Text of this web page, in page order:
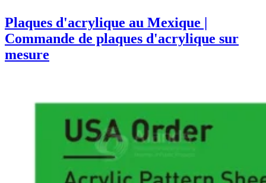
Plaques d'acrylique au Mexique |
Commande de plaques d'acrylique sur
mesure